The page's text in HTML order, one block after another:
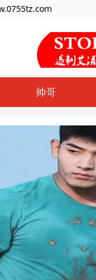
帅哥